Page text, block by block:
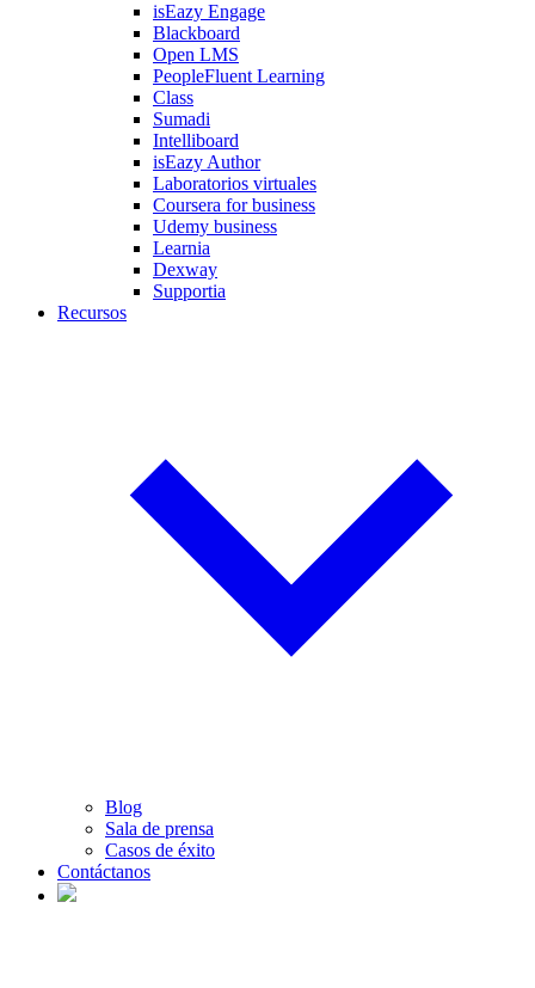
isEazy Engage
Blackboard
Open LMS
PeopleFluent Learning
Class
Sumadi
Intelliboard
isEazy Author
Laboratorios virtuales
Coursera for business
Udemy business
Learnia
Dexway
Supportia
Recursos
Blog
Sala de prensa
Casos de éxito
Contáctanos